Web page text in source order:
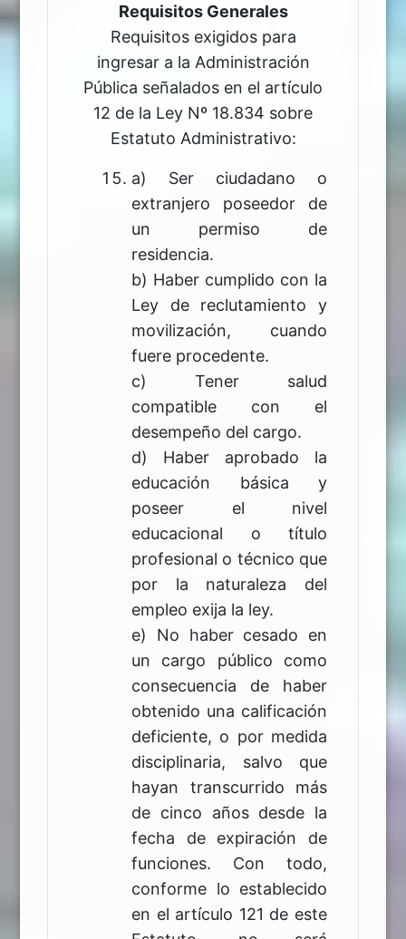
Requisitos Generales
Requisitos exigidos para
ingresar a la Administración
Pública señalados en el artículo
12 de la Ley Nº 18.834 sobre
Estatuto Administrativo:
a) Ser ciudadano o
extranjero poseedor de
un permiso de
residencia.
b) Haber cumplido con la
Ley de reclutamiento y
movilización, cuando
fuere procedente.
c) Tener salud
compatible con el
desempeño del cargo.
d) Haber aprobado la
educación básica y
poseer el nivel
educacional o título
profesional o técnico que
por la naturaleza del
empleo exija la ley.
e) No haber cesado en
un cargo público como
consecuencia de haber
obtenido una calificación
deficiente, o por medida
disciplinaria, salvo que
hayan transcurrido más
de cinco años desde la
fecha de expiración de
funciones. Con todo,
conforme lo establecido
en el artículo 121 de este